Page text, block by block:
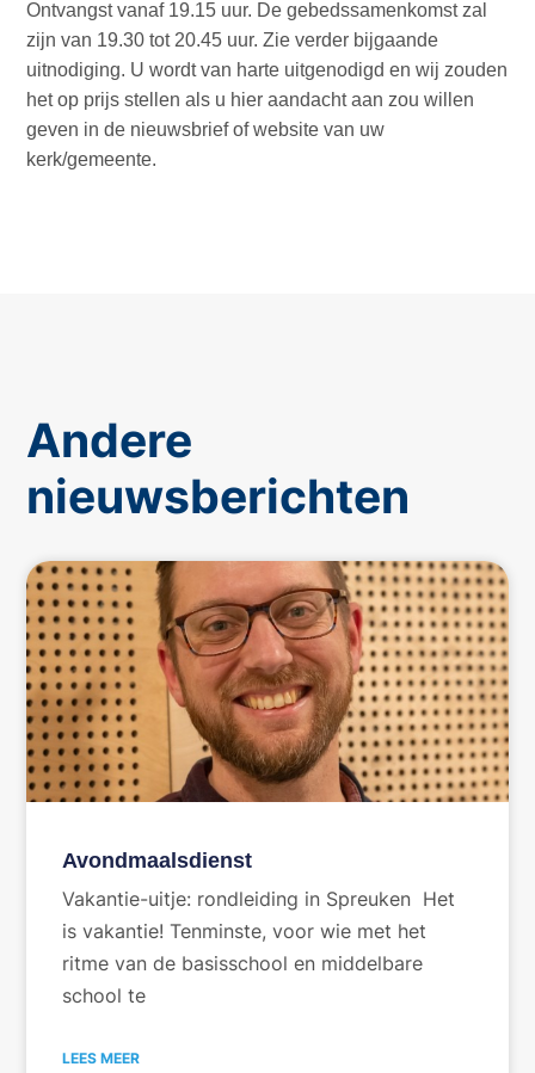
Ontvangst vanaf 19.15 uur. De gebedssamenkomst zal
zijn van 19.30 tot 20.45 uur. Zie verder bijgaande
uitnodiging. U wordt van harte uitgenodigd en wij zouden
het op prijs stellen als u hier aandacht aan zou willen
geven in de nieuwsbrief of website van uw
kerk/gemeente.
Andere
nieuwsberichten
Avondmaalsdienst
Vakantie-uitje: rondleiding in Spreuken Het
is vakantie! Tenminste, voor wie met het
ritme van de basisschool en middelbare
school te
LEES MEER